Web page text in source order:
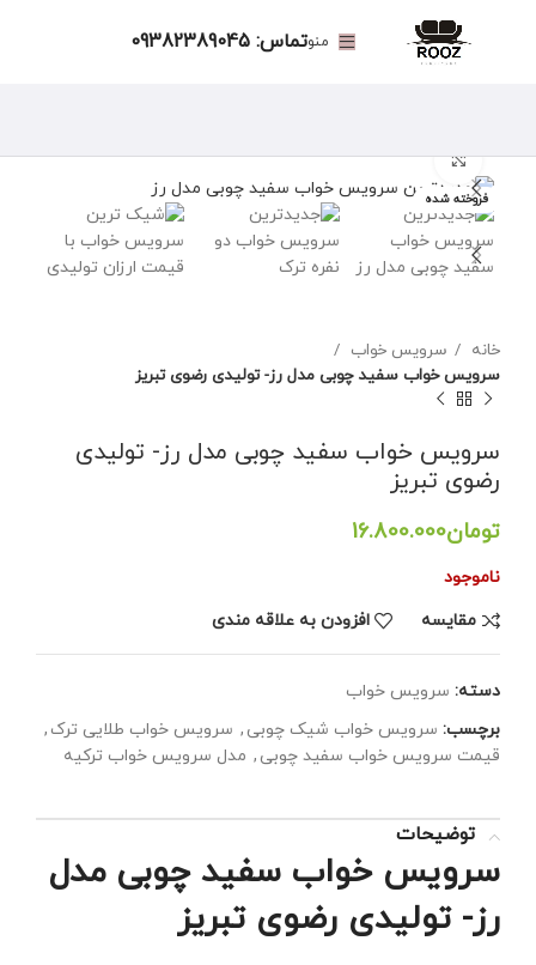
منوتماس: 09382389045
فروخته شده
برای بزرگنمایی کلیک کنید
خانه
سرویس خواب
سرویس خواب سفید چوبی مدل رز- تولیدی رضوی تبریز
سرویس خواب سفید چوبی مدل رز- تولیدی
رضوی تبریز
تومان
ناموجود
مقايسه
افزودن به علاقه مندی
دسته: سرویس خواب
برچسب: سرویس خواب شیک چوبی , سرویس خواب طلایی ترک ,
قیمت سرویس خواب سفید چوبی , مدل سرویس خواب ترکیه
توضیحات
سرویس خواب سفید چوبی مدل
رز- تولیدی رضوی تبریز